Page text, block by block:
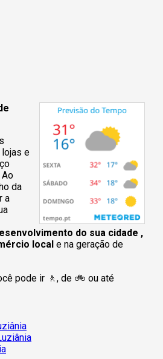
e
da
a
do sua cidade ,
local e na geração de
pode ir 🚶‍, de 🚲 ou até